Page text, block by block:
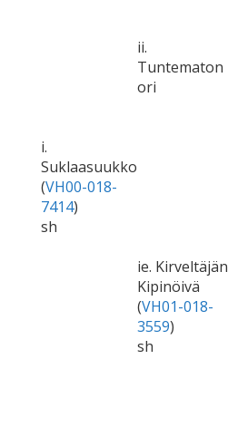
i.
Suklaasuukko
(VH00-018-
7414)
sh
ii.
Tuntematon
ori
ie. Kirveltäjän
Kipinöivä
(VH01-018-
3559)
sh